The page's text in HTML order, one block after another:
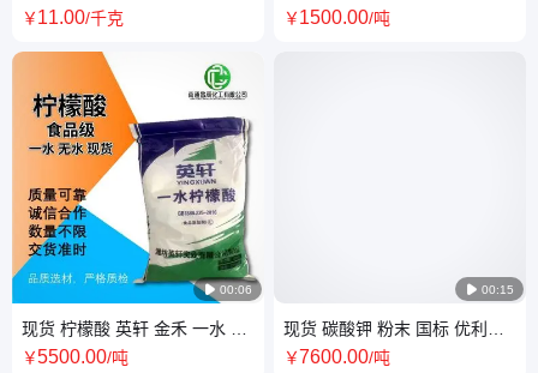
Kalama 添加剂 工业级 食品级
￥11.00/千克
 00:06
现货 柠檬酸 英轩 金禾 一水 无
水 食品级 含量99% 生物菌种培
￥5500.00/吨
货源足 检验合格卸货
￥1500.00/吨
 00:15
现货 碳酸钾 粉末 国标 优利德
工业级 钾碱 添加剂 小包
￥7600.00/吨